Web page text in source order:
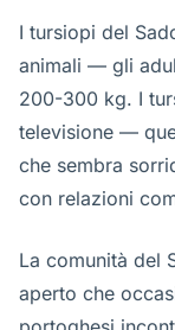
I tursiopi del
animali — gli
200-300 kg. I
televisione —
che sembra
con relazioni
La comunità del
aperto che